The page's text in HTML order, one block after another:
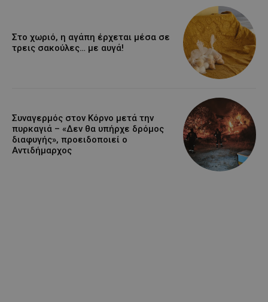
Στο χωριό, η αγάπη έρχεται μέσα σε
τρεις σακούλες… με αυγά!
Συναγερμός στον Κόρνο μετά την
πυρκαγιά – «Δεν θα υπήρχε δρόμος
διαφυγής», προειδοποιεί ο
Αντιδήμαρχος